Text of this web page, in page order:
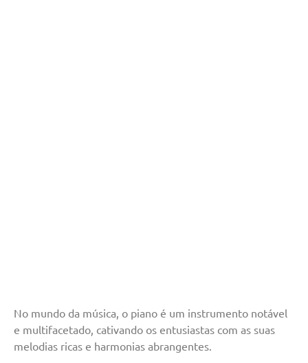
No mundo da música, o piano é um instrumento notável
e multifacetado, cativando os entusiastas com as suas
melodias ricas e harmonias abrangentes.